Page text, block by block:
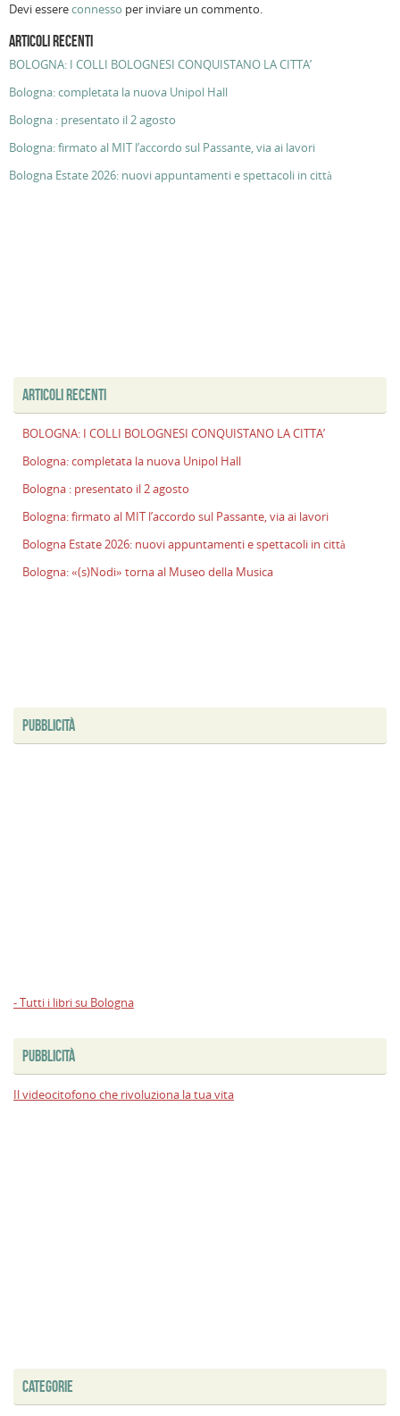
Devi essereconnesso per inviare un commento.
ARTICOLI RECENTI
BOLOGNA: I COLLI BOLOGNESI CONQUISTANO LA CITTA’
Bologna: completata la nuova Unipol Hall
Bologna : presentato il 2 agosto
Bologna: firmato al MIT l’accordo sul Passante, via ai lavori
Bologna Estate 2026: nuovi appuntamenti e spettacoli in città
ARTICOLI RECENTI
BOLOGNA: I COLLI BOLOGNESI CONQUISTANO LA CITTA’
Bologna: completata la nuova Unipol Hall
Bologna : presentato il 2 agosto
Bologna: firmato al MIT l’accordo sul Passante, via ai lavori
Bologna Estate 2026: nuovi appuntamenti e spettacoli in città
Bologna: «(s)Nodi» torna al Museo della Musica
PUBBLICITÀ
- Tutti i libri su Bologna
PUBBLICITÀ
Il videocitofono che rivoluziona la tua vita
CATEGORIE